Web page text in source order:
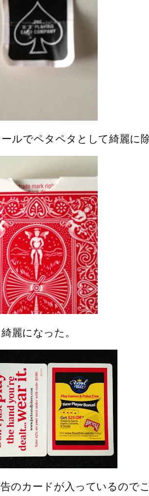
ルでペタペタとして綺麗に除
綺麗になった。
のカードが入っているのでこ